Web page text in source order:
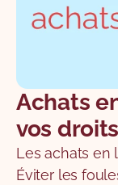
Achats
vos
Les achats en
Éviter les